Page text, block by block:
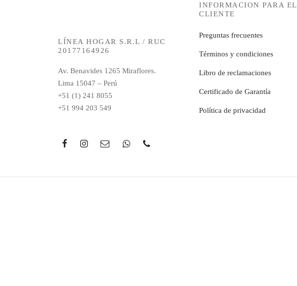
LÍNEA HOGAR S.R.L / RUC
20177164926
Av. Benavides 1265 Miraflores.
Lima 15047 – Perú
+51 (1) 241 8055
+51 994 203 549
INFORMACION PARA EL
CLIENTE
Preguntas frecuentes
Términos y condiciones
Libro de reclamaciones
Certificado de Garantía
Política de privacidad